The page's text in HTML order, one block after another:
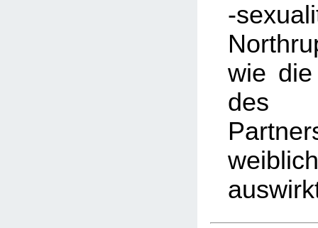
-
wie die
des